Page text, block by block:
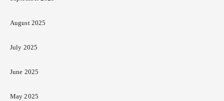
August 2025
July 2025
June 2025
May 2025